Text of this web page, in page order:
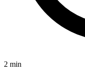
2 min